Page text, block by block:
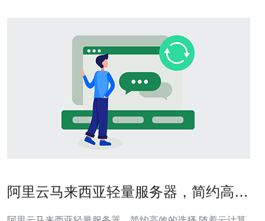
阿里云马来西亚轻量服务器，简约高效